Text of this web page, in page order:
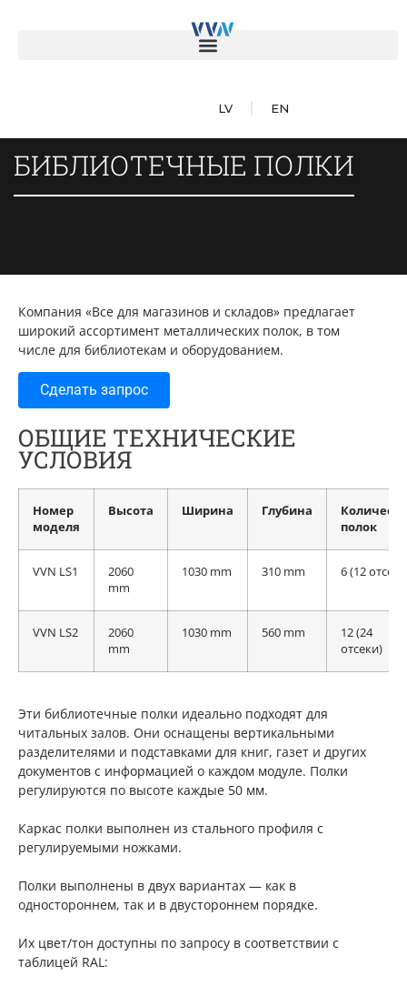
LV EN
БИБЛИОТЕЧНЫЕ ПОЛКИ
Компания «Все для магазинов и складов» предлагает
широкий ассортимент металлических полок, в том
числе для библиотекам и оборудованием.
Сделать запрос
ОБЩИЕ ТЕХНИЧЕСКИЕ
УСЛОВИЯ
Номер
моделя
Высота Ширина Глубина
полок
VVN LS1
2060
mm
1030 mm 310 mm 6 (12
VVN LS2
2060
mm
1030 mm 560 mm
12 (24
отсеки)
Эти библиотечные полки идеально подходят для
читальных залов. Они оснащены вертикальными
разделителями и подставками для книг, газет и других
документов с информацией о каждом модуле. Полки
регулируются по высоте каждые 50 мм.
Каркас полки выполнен из стального профиля с
регулируемыми ножками.
Полки выполнены в двух вариантах — как в
одностороннем, так и в двустороннем порядке.
Их цвет/тон доступны по запросу в соответствии с
таблицей RAL: